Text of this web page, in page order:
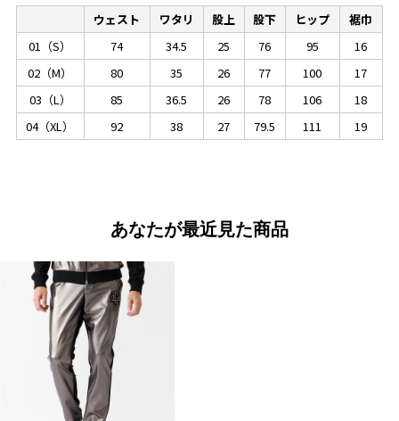
ウェスト ワタリ 股上 股下 ヒップ
裾巾
01（S）
74 34.5 25 76 95
16
02（M）
80 35 26 77 100
17
03（L）
85 36.5 26 78 106
18
04（XL）
92 38 27 79.5 111 19
あなたが最近見た商品